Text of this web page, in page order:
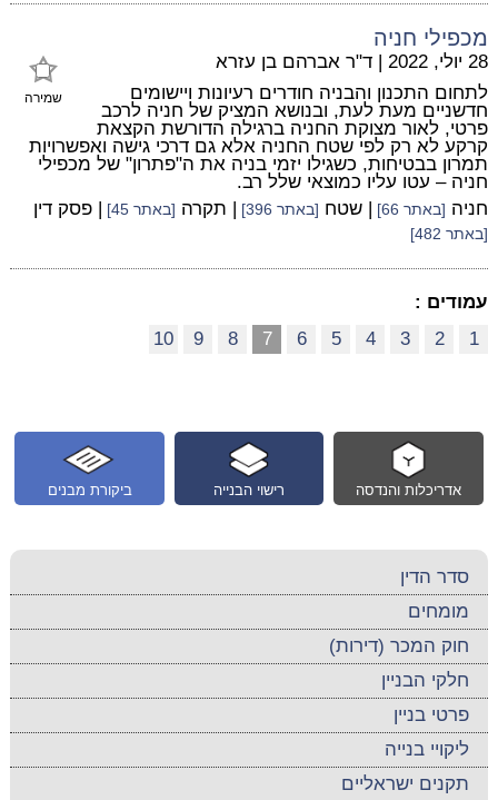
מכפילי חניה
שמירה
28 יולי, 2022 | ד"ר אברהם בן עזרא
לתחום התכנון והבניה חודרים רעיונות ויישומים
חדשניים מעת לעת, ובנושא המציק של חניה לרכב
פרטי, לאור מצוקת החניה ברגילה הדורשת הקצאת
קרקע לא רק לפי שטח החניה אלא גם דרכי גישה ואפשרויות
תמרון בבטיחות, כשגילו יזמי בניה את ה"פתרון" של מכפילי
חניה – עטו עליו כמוצאי שלל רב.
חניה [באתר 66] | שטח [באתר 396] | תקרה [באתר 45] | פסק דין
[באתר 482]
עמודים :
1
2
3
4
5
6
7
8
9
10
ביקורת מבנים רישוי הבנייה אדריכלות והנדסה
סדר הדין
מומחים
חוק המכר (דירות)
חלקי הבניין
פרטי בניין
ליקויי בנייה
תקנים ישראליים